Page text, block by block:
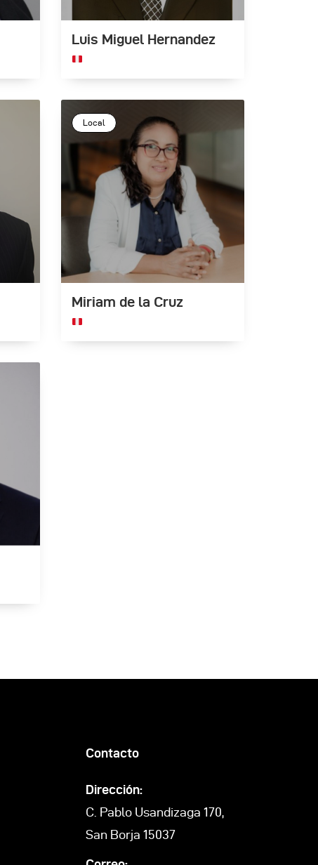
Luis Miguel Hernandez
Local
Miriam de la Cruz
Contacto
Dirección:
C. Pablo Usandizaga 170,
San Borja 15037